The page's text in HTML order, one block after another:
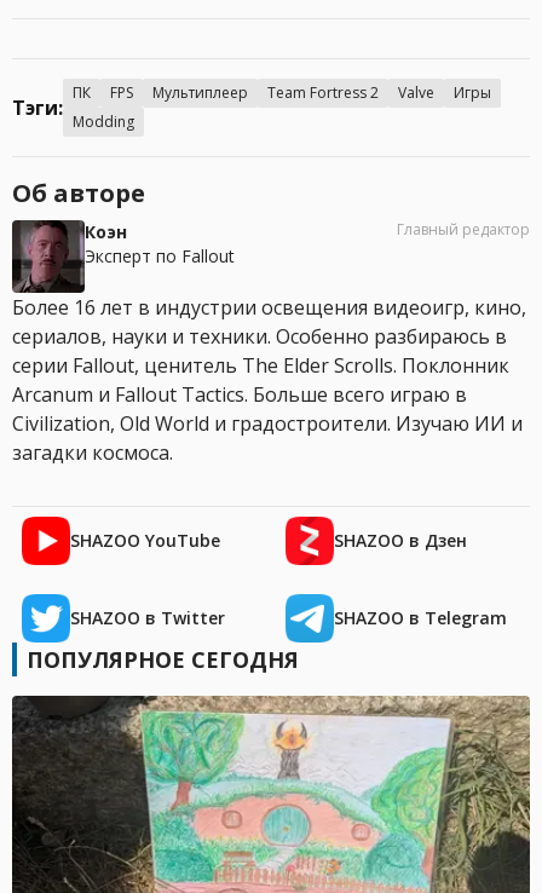
Тэги:
ПК FPS Мультиплеер Team Fortress 2 Valve
Игры
Modding
Об авторе
Коэн
Эксперт по Fallout
Главный редактор
Более 16 лет в индустрии освещения видеоигр, кино,
сериалов, науки и техники. Особенно разбираюсь в
серии Fallout, ценитель The Elder Scrolls. Поклонник
Arcanum и Fallout Tactics. Больше всего играю в
Civilization, Old World и градостроители. Изучаю ИИ и
загадки космоса.
SHAZOO YouTube SHAZOO в Дзен
SHAZOO в Twitter SHAZOO в Telegram
ПОПУЛЯРНОЕ СЕГОДНЯ